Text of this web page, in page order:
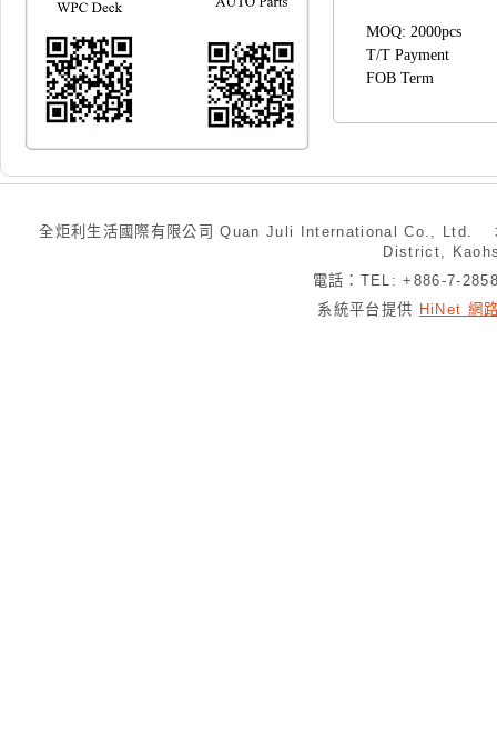
MOQ: 2000pcs
T/T Payment
FOB Term
全炬利生活國際有限公司 Quan Juli International Co., Ltd.
District,
電話：TEL: +886-7-
系統平台提供 HiNet 網